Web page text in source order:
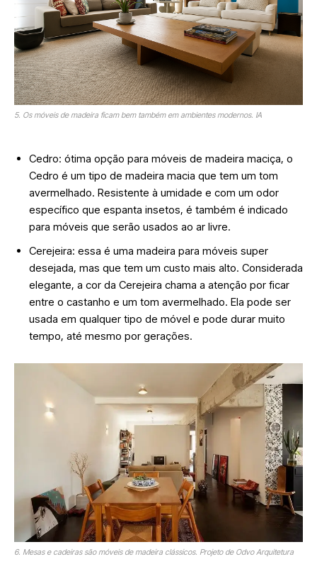
5. Os móveis de madeira ficam bem também em ambientes modernos. IA
Cedro: ótima opção para móveis de madeira maciça, o
Cedro é um tipo de madeira macia que tem um tom
avermelhado. Resistente à umidade e com um odor
específico que espanta insetos, é também é indicado
para móveis que serão usados ao ar livre.
Cerejeira: essa é uma madeira para móveis super
desejada, mas que tem um custo mais alto. Considerada
elegante, a cor da Cerejeira chama a atenção por ficar
entre o castanho e um tom avermelhado. Ela pode ser
usada em qualquer tipo de móvel e pode durar muito
tempo, até mesmo por gerações.
6. Mesas e cadeiras são móveis de madeira clássicos. Projeto de Odvo Arquitetura